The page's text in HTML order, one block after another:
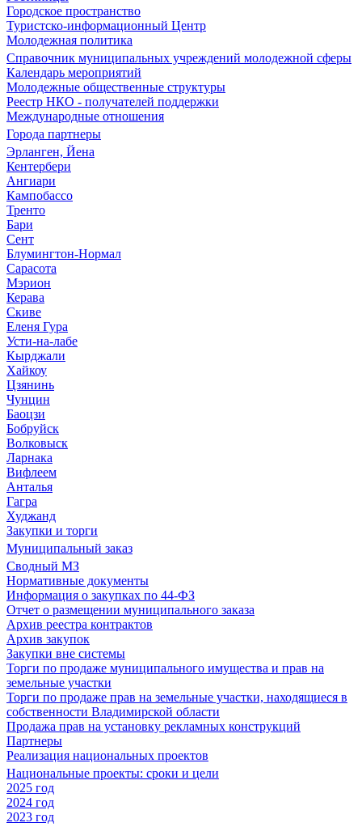
Городское пространство
Туристско-информационный Центр
Молодежная политика
Справочник муниципальных учреждений молодежной сферы
Календарь мероприятий
Молодежные общественные структуры
Реестр НКО - получателей поддержки
Международные отношения
Города партнеры
Эрланген, Йена
Кентербери
Ангиари
Кампобассо
Тренто
Бари
Сент
Блумингтон-Нормал
Сарасота
Мэрион
Керава
Скиве
Еленя Гура
Усти-на-лабе
Кырджали
Хайкоу
Цзянинь
Чунцин
Баоцзи
Бобруйск
Волковыск
Ларнака
Вифлеем
Анталья
Гагра
Худжанд
Закупки и торги
Муниципальный заказ
Сводный МЗ
Нормативные документы
Информация о закупках по 44-ФЗ
Отчет о размещении муниципального заказа
Архив реестра контрактов
Архив закупок
Закупки вне системы
Торги по продаже муниципального имущества и прав на
земельные участки
Торги по продаже прав на земельные участки, находящиеся в
собственности Владимирской области
Продажа прав на установку рекламных конструкций
Партнеры
Реализация национальных проектов
Национальные проекты: сроки и цели
2025 год
2024 год
2023 год